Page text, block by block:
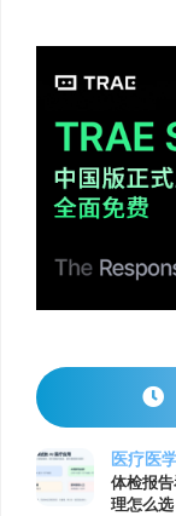
医疗医
体检报
理怎么选